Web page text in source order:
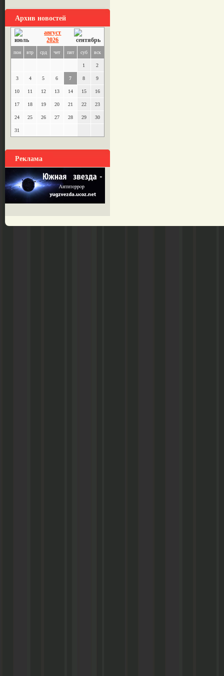
Архив новостей
август
2026
пон втр срд чет пят суб вск
1 2
3 4 5 6 7 8 9
10 11 12 13 14 15 16
17 18 19 20 21 22 23
24 25 26 27 28 29 30
31
Реклама